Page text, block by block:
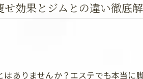
効果とジムとの違い徹底
ありませんか？エステでも本当